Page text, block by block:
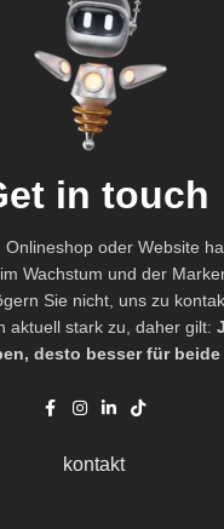
in touch
Onlineshop oder Website
Wachstum und der
Sie nicht, uns zu
aktuell stark zu, daher gilt:
desto besser für beide
kontakt